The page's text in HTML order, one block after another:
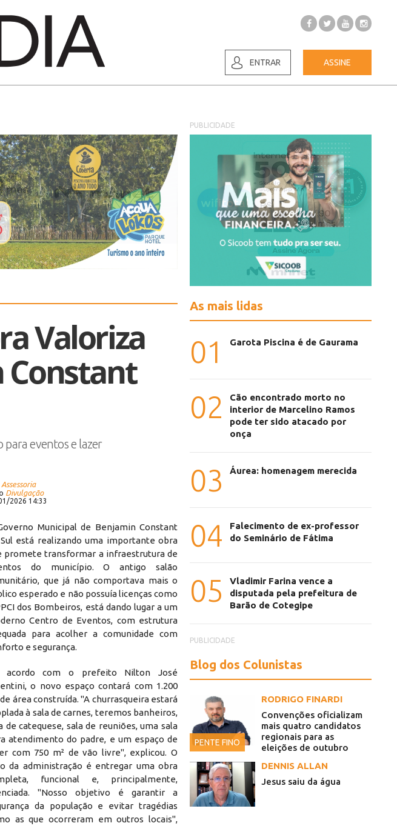
ENTRAR ASSINE
Valoriza
Constant
eventos e lazer
Assessoria
Divulgação
2026 14:33
Municipal de Benjamin Constant
está realizando uma importante obra
promete transformar a infraestrutura de
do município. O antigo salão
que já não comportava mais o
esperado e não possuía licenças como
dos Bombeiros, está dando lugar a um
Centro de Eventos, com estrutura
para acolher a comunidade com
e segurança.
acordo com o prefeito Nilton José
o novo espaço contará com 1.200
de área construída. "A churrasqueira estará
à sala de carnes, teremos banheiros,
de catequese, sala de reuniões, uma sala
atendimento do padre, e um espaço de
com 750 m² de vão livre", explicou. O
da administração é entregar uma obra
funcional e, principalmente,
"Nosso objetivo é garantir a
da população e evitar tragédias
as que ocorreram em outros locais",
PUBLICIDADE
As mais lidas
01 Garota Piscina é de Gaurama
02
Cão encontrado morto no
interior de Marcelino Ramos
pode ter sido atacado por
onça
03 Áurea: homenagem merecida
04
Falecimento de ex-professor
do Seminário de Fátima
05
Vladimir Farina vence a
disputada pela prefeitura de
Barão de Cotegipe
PUBLICIDADE
Blog dos Colunistas
PENTE FINO
RODRIGO FINARDI
Convenções oficializam
mais quatro candidatos
regionais para as
eleições de outubro
DENNIS ALLAN
Jesus saiu da água